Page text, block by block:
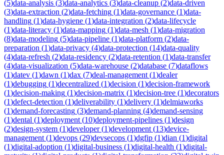
(5)data-analysis (3)data-analytics (3)data-cleanup (2)data-driven
(3)data-extraction (2)data-fetching (1)data-governance (1)data-
handling (1)data-hygiene (1)data-integration (2)data-lifecycle
(1)data-literacy (1)data-mapping (1)data-mesh (1)data-migration
(8)data-modeling (5)data-pipeline (1)data-platform (2)data-
preparation (1)data-privacy (4)data-protection (14)data-quality
(4)data-refresh (2)data-residency (2)data-retention (1)data-transfer
(4)data-visualization (5)data-warehouse (2)database (7)dataflows
(1)datev (1)dawn (1)dax (7)deal-management (1)dealer
(1)debugging (1)decentralized (1)decision (1)decision-framework
(1)decision-making (1)decision-matrix (1)decision-tree (1)decorators
(1)defect-detection (1)deliverability (1)delivery (1)delmiaworks
(1)demand-forecasting (3)demand-planning (4)demand-sensing
(1)dental (1)deployment (10)deployment-pipelines (1)design
(2)design-system (1)developer(1)development (13)device-
management (1)devops (29)devsecops (1)dgfip (1)dian (1)digital
(1)digital-adoption (1)digital-business (1)digital-health (1)digital-